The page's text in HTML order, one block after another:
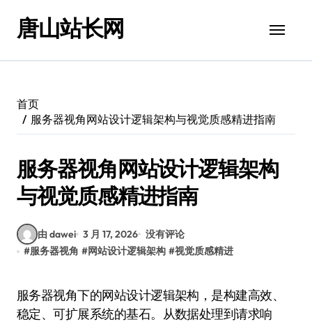
唐山站长网
首页
服务器视角网站设计逻辑架构与视觉质感精进指南
服务器视角网站设计逻辑架构
与视觉质感精进指南
由 dawei 3 月 17, 2026 没有评论
#服务器视角 #网站设计逻辑架构 #视觉质感精进
服务器视角下的网站设计逻辑架构，是构建高效、
稳定、可扩展系统的基石。从数据处理到请求响